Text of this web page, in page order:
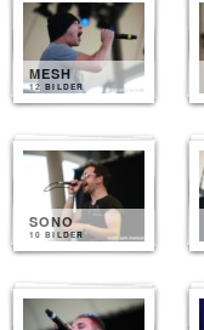
MESH
12 BILDER
SONO
10 BILDER